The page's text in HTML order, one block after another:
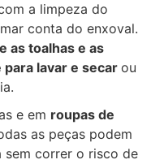
a limpeza do
conta do enxoval.
as toalhas e as
para lavar e secar ou
e em roupas de
as peças podem
sem correr o risco de